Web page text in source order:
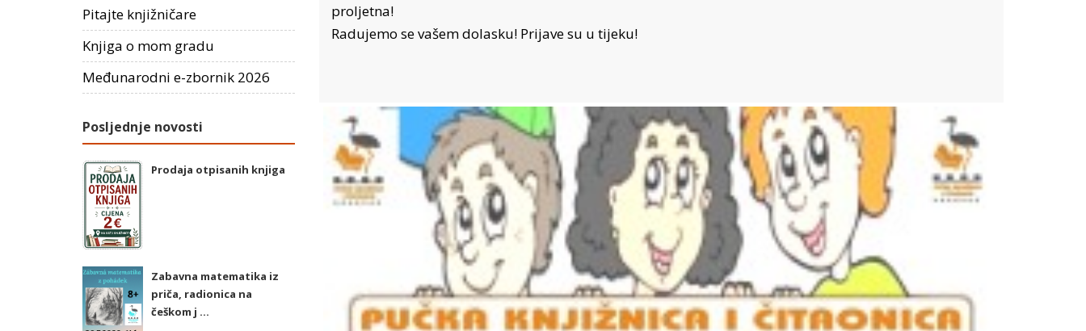
proljetna!
Radujemo se vašem dolasku! Prijave su u tijeku!
Pitajte knjižničare
Knjiga o mom gradu
Međunarodni e-zbornik 2026
Posljednje novosti
Prodaja otpisanih knjiga
Zabavna matematika iz
priča, radionica na
češkom j ...